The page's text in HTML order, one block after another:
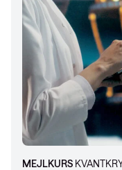
MEJLKURS